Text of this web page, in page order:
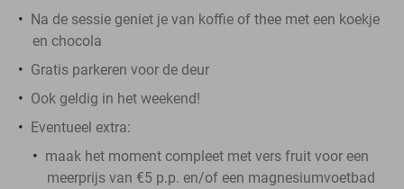
Na de sessie geniet je van koffie of thee met een koekje
en chocola
Gratis parkeren voor de deur
Ook geldig in het weekend!
Eventueel extra:
maak het moment compleet met vers fruit voor een
meerprijs van €5 p.p. en/of een magnesiumvoetbad